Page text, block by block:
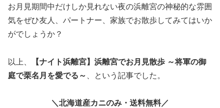
お月見期間中だけしか見れない夜の浜離宮の神秘的な雰囲
気をぜひ友人、パートナー、家族でお散歩してみてはいか
がでしょうか？
以上、
【ナイト浜離宮】浜離宮でお月見散歩 ～将軍の御
庭で栗名月を愛でる～
、という記事でした。
＼北海道産カニのみ・送料無料／